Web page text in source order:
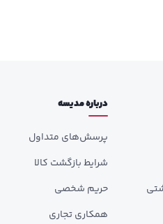
درباره مدیسه
پرسش‌های متداول
شرایط بازگشت کالا
حریم شخصی
همکاری تجاری